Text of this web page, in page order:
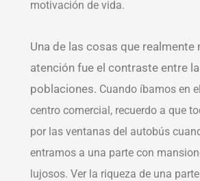
motivación de vida.
Una de las cosas que realmente
atención fue el contraste entre
poblaciones. Cuando íbamos en
centro comercial, recuerdo a que
por las ventanas del autobús
entramos a una parte con
lujosos. Ver la riqueza de una